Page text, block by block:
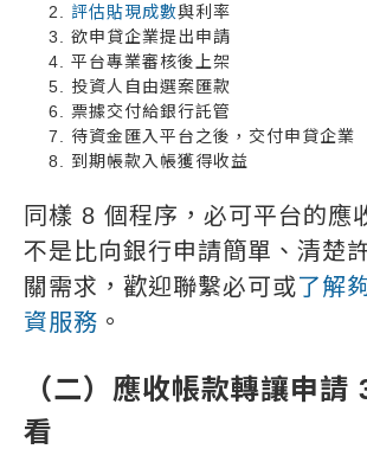
評估貼現成數與利率
欲申貸企業提出申請
平台專業審核後上架
投資人自由選案匯款
票據交付給銀行託管
待資金匯入平台之後，交付申貸企業
到期帳款入帳獲得收益
同樣 8 個程序，必可平台的應
不是比向銀行申請簡單、清楚
關需求，歡迎聯繫必可或了解
資服務 。
（二）應收帳款轉讓申請
看